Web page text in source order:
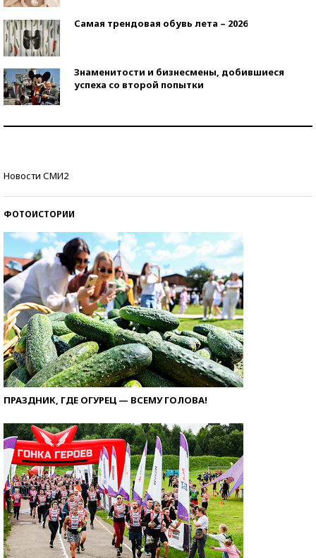
Самая трендовая обувь лета – 2026
Знаменитости и бизнесмены, добившиеся
успеха со второй попытки
Новости СМИ2
ФОТОИСТОРИИ
ПРАЗДНИК, ГДЕ ОГУРЕЦ — ВСЕМУ ГОЛОВА!